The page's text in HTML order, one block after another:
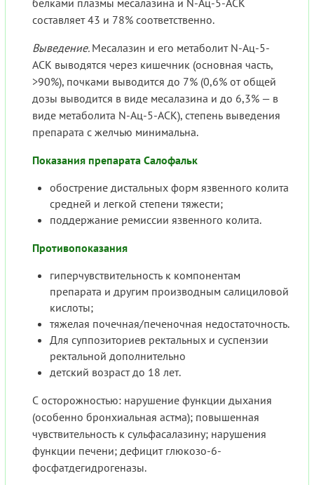
белками плазмы месалазина и N-Ац-5-АСК
составляет 43 и 78% соответственно.
Выведение. Месалазин и его метаболит N-Ац-5-
АСК выводятся через кишечник (основная часть,
>90%), почками выводится до 7% (0,6% от общей
дозы выводится в виде месалазина и до 6,3% — в
виде метаболита N-Ац-5-АСК), степень выведения
препарата с желчью минимальна.
Показания препарата Салофальк
обострение дистальных форм язвенного колита
средней и легкой степени тяжести;
поддержание ремиссии язвенного колита.
Противопоказания
гиперчувствительность к компонентам
препарата и другим производным салициловой
кислоты;
тяжелая почечная/печеночная недостаточность.
Для суппозиториев ректальных и суспензии
ректальной дополнительно
детский возраст до 18 лет.
С осторожностью: нарушение функции дыхания
(особенно бронхиальная астма); повышенная
чувствительность к сульфасалазину; нарушения
функции печени; дефицит глюкозо-6-
фосфатдегидрогеназы.